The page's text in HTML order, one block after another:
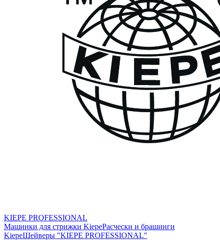
KIEPE PROFESSIONAL
Машинки для стрижки KiepeРасчески и брашинги
KiepeШейверы "KIEPE PROFESSIONAL"